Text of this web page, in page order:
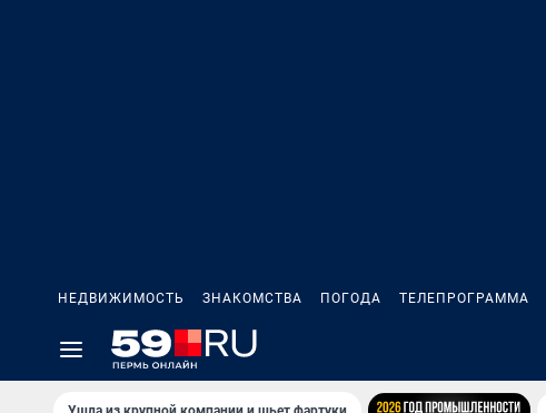
НЕДВИЖИМОСТЬ ЗНАКОМСТВА ПОГОДА ТЕЛЕПРОГРАММА